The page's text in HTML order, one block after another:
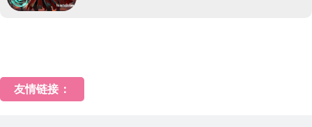
友情链接：